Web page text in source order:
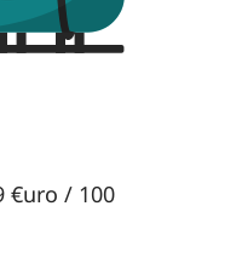
€uro / 100